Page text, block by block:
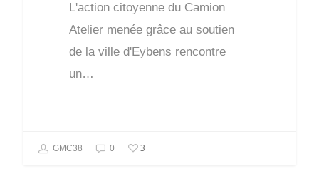
L'action citoyenne du Camion
Atelier menée grâce au soutien
de la ville d'Eybens rencontre
un…
GMC38 0 3